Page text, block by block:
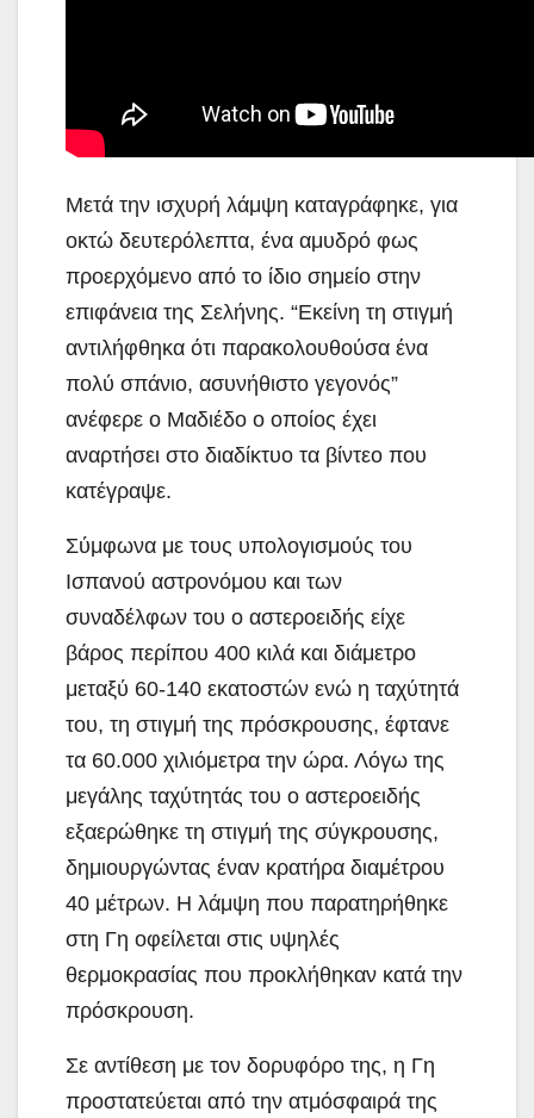
Μετά την ισχυρή λάμψη καταγράφηκε, για
οκτώ δευτερόλεπτα, ένα αμυδρό φως
προερχόμενο από το ίδιο σημείο στην
επιφάνεια της Σελήνης. “Εκείνη τη στιγμή
αντιλήφθηκα ότι παρακολουθούσα ένα
πολύ σπάνιο, ασυνήθιστο γεγονός”
ανέφερε ο Μαδιέδο ο οποίος έχει
αναρτήσει στο διαδίκτυο τα βίντεο που
κατέγραψε.
Σύμφωνα με τους υπολογισμούς του
Ισπανού αστρονόμου και των
συναδέλφων του ο αστεροειδής είχε
βάρος περίπου 400 κιλά και διάμετρο
μεταξύ 60-140 εκατοστών ενώ η ταχύτητά
του, τη στιγμή της πρόσκρουσης, έφτανε
τα 60.000 χιλιόμετρα την ώρα. Λόγω της
μεγάλης ταχύτητάς του ο αστεροειδής
εξαερώθηκε τη στιγμή της σύγκρουσης,
δημιουργώντας έναν κρατήρα διαμέτρου
40 μέτρων. Η λάμψη που παρατηρήθηκε
στη Γη οφείλεται στις υψηλές
θερμοκρασίας που προκλήθηκαν κατά την
πρόσκρουση.
Σε αντίθεση με τον δορυφόρο της, η Γη
προστατεύεται από την ατμόσφαιρά της